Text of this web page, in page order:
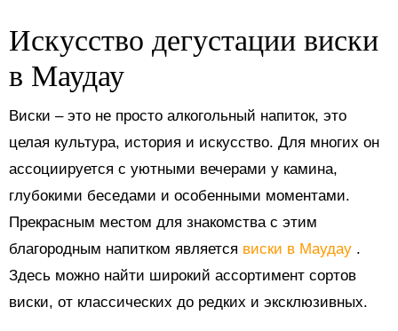
Искусство дегустации виски
в Маудау
Виски – это не просто алкогольный напиток, это
целая культура, история и искусство. Для многих он
ассоциируется с уютными вечерами у камина,
глубокими беседами и особенными моментами.
Прекрасным местом для знакомства с этим
благородным напитком является виски в Маудау .
Здесь можно найти широкий ассортимент сортов
виски, от классических до редких и эксклюзивных.